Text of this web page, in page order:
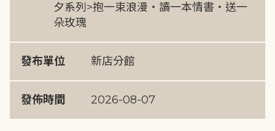
夕系列>抱一束浪漫・讀一本情書・送一
朵玫瑰
發布單位 新店分館
發佈時間 2026-08-07